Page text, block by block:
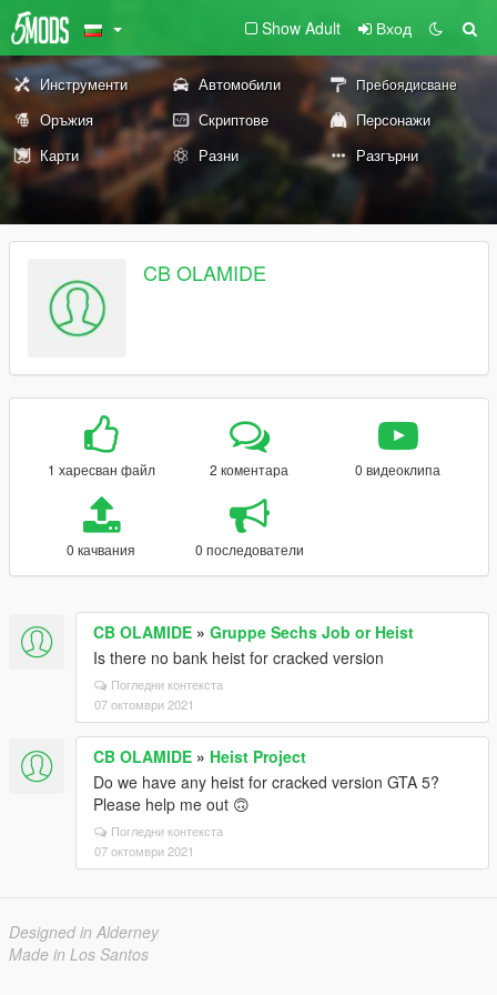
Show Adult Вход
Инструменти Автомобили Пребоядисване
Оръжия Скриптове
Персонажи
Карти
Разни Разгърни
CB OLAMIDE
1 харесван файл 2 коментара 0 видеоклипа
0 качвания 0 последователи
CB OLAMIDE » Gruppe Sechs Job or Heist
Is there no bank heist for cracked version
Погледни контекста
07 октомври 2021
CB OLAMIDE » Heist Project
Do we have any heist for cracked version GTA 5?
Please help me out 🙃
Погледни контекста
07 октомври 2021
Designed in Alderney
Made in Los Santos